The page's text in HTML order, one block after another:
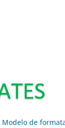
Modelo de